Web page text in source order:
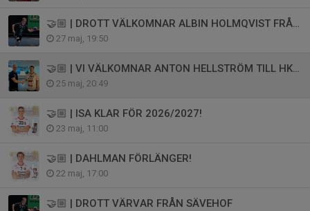
🤝🏼 | DROTT VÄLKOMNAR ALBIN HOLMQVIST FRÅN OV HELSINGBORG
27 maj, 19:50
🤝🏼 | VI VÄLKOMNAR ANTON HELLSTRÖM TILL HK DROTT!
25 maj, 20:49
🤝🏼 | ISA KLAR FÖR 2026/2027!
23 maj, 11:00
🤝🏼 | DAHLMAN FÖRLÄNGER!
22 maj, 17:00
🤝🏼 | DROTT VÄRVAR FRÅN SÄVEHOF